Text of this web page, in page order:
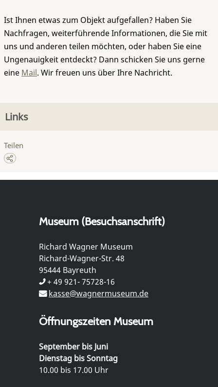
Ist Ihnen etwas zum Objekt aufgefallen? Haben Sie
Nachfragen, weiterführende Informationen, die Sie mit
uns und anderen teilen möchten, oder haben Sie eine
Ungenauigkeit entdeckt? Dann schicken Sie uns gerne
eine Mail. Wir freuen uns über Ihre Nachricht.
Links
Teilen
Museum (Besuchsanschrift)
Richard Wagner Museum
Richard-Wagner-Str. 48
95444 Bayreuth
+ 49 921- 75728-16
kasse@wagnermuseum.de
Öffnungszeiten Museum
September bis Juni
Dienstag bis Sonntag
10.00 bis 17.00 Uhr